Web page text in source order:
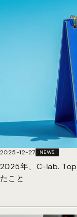
2025-12-27 NEWS
2025年、C-lab.
たこと